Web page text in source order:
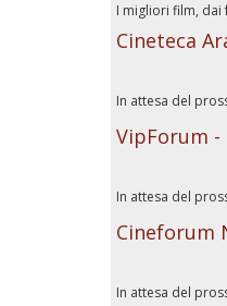
I migliori film, dai
Cineteca
In attesa del
VipForum
In attesa del
Cineforum
In attesa del